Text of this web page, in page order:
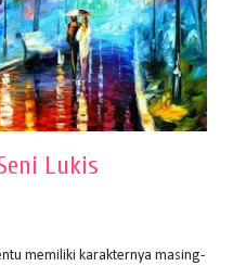
adalah bahan yang paling
menggambar
Lukis
memiliki karakternya masing-